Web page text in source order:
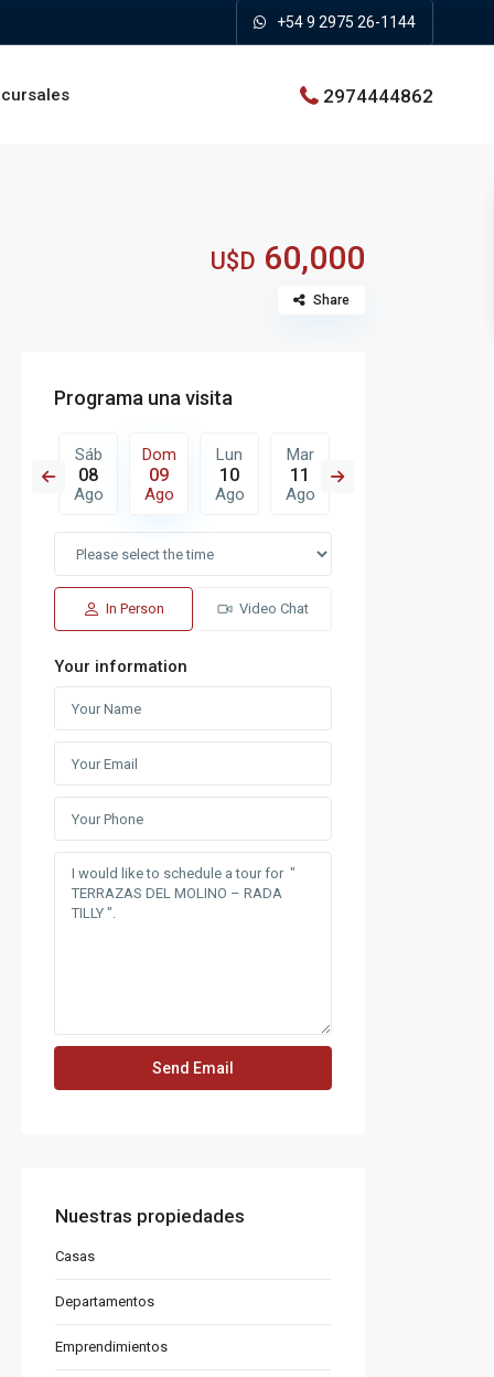
+54 9 2975 26-1144
2974444862
U$D 60,000
Share
Programa una visita
Sáb
08
Ago
Dom
09
Ago
Lun
10
Ago
Mar
11
Ago
In Person Video Chat
Your information
Nuestras propiedades
Casas
Departamentos
Emprendimientos